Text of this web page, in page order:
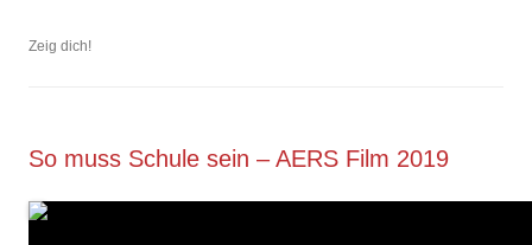
Zeig dich!
So muss Schule sein – AERS Film 2019